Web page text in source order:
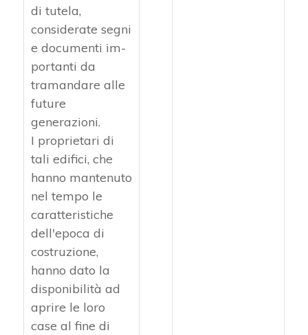
di tutela,
considerate segni
e documenti im­
portanti da
tramandare alle
future
generazioni.
I proprietari di
tali edifici, che
hanno mantenuto
nel tempo le
caratteristiche
dell'epoca di
costruzione,
hanno dato la
disponibilità ad
aprire le loro
case al fine di